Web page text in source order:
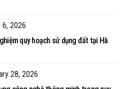
6, 2026
quy hoạch sử dụng đất tại Hà
28, 2026